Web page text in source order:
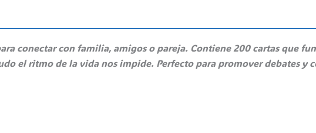
conectar con familia, amigos o pareja. Contiene 200 cartas que
el ritmo de la vida nos impide. Perfecto para promover debates y